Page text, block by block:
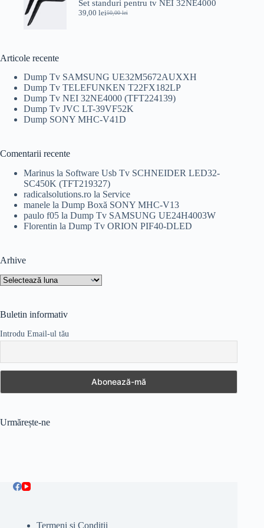
Set standuri pentru tv NEI 32NE4000
50,00lei
Prețul
39,00 leiPrețul
Articole recente
Dump Tv SAMSUNG UE32M5672AUXXH
Dump Tv TELEFUNKEN T22FX182LP
Dump Tv NEI 32NE4000 (TFT224139)
Dump Tv JVC LT-39VF52K
Dump SONY MHC-V41D
Comentarii recente
Marinus la Software Usb Tv SCHNEIDER LED32-
SC450K (TFT219327)
radicalsolutions.ro la Service
manele la Dump Boxă SONY MHC-V13
paulo f05 la Dump Tv SAMSUNG UE24H4003W
Florentin la Dump Tv ORION PIF40-DLED
Arhive
Arhive
Buletin informativ
Introdu Email-ul tău
Urmărește-ne
Termeni şi Condiţii